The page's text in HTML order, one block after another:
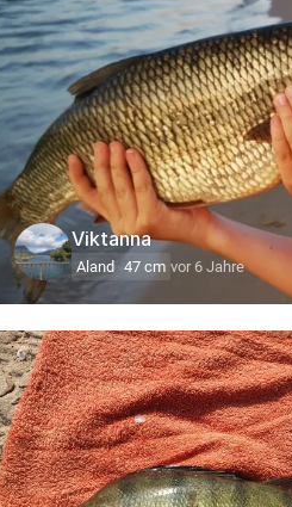
Viktanna
Aland 47 cm vor 6 Jahre